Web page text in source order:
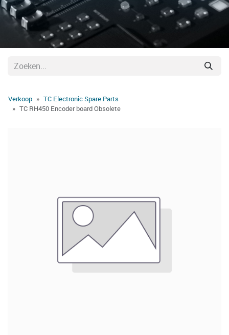
Verkoop
TC Electronic Spare Parts
TC RH450 Encoder board Obsolete